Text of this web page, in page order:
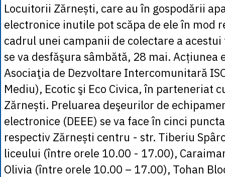
Locuitorii Zărnești, care au în gospodării
electronice inutile pot scăpa de ele în mod
cadrul unei campanii de colectare a
se va desfăşura sâmbătă, 28 mai. Acțiunea
Asociaţia de Dezvoltare Intercomunitară
Mediu), Ecotic şi Eco Civica, în parteneriat
Zărnești. Preluarea deşeurilor de
electronice (DEEE) se va face în cinci
respectiv Zărnești centru - str. Tiberiu
liceului (între orele 10.00 - 17.00),
Olivia (între orele 10.00 – 17.00), Tohan